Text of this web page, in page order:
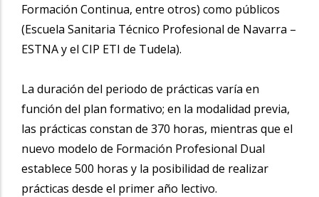
Formación Continua, entre otros) como públicos
(Escuela Sanitaria Técnico Profesional de Navarra –
ESTNA y el CIP ETI de Tudela).
La duración del periodo de prácticas varía en
función del plan formativo; en la modalidad previa,
las prácticas constan de 370 horas, mientras que el
nuevo modelo de Formación Profesional Dual
establece 500 horas y la posibilidad de realizar
prácticas desde el primer año lectivo.